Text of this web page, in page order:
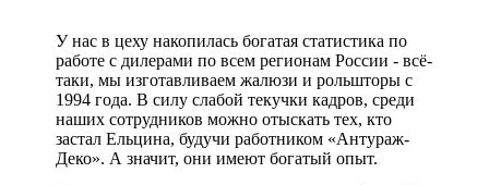
У нас в цеху накопилась богатая статистика по
работе с дилерами по всем регионам России - всё-
таки, мы изготавливаем жалюзи и рольшторы с
1994 года. В силу слабой текучки кадров, среди
наших сотрудников можно отыскать тех, кто
застал Ельцина, будучи работником «Антураж-
Деко». А значит, они имеют богатый опыт.